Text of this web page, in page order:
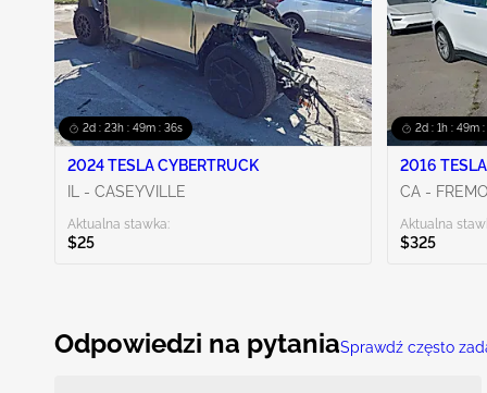
Pokaż więcej
2d : 23h : 49m : 35s
2024 TESLA CYBERTRUCK
IL - CASEYVILLE
Aktualna stawka:
$25
2d : 1h : 49m
2016
CA -
Aktualna
$325
Odpowiedzi na pytaniaSprawdź często